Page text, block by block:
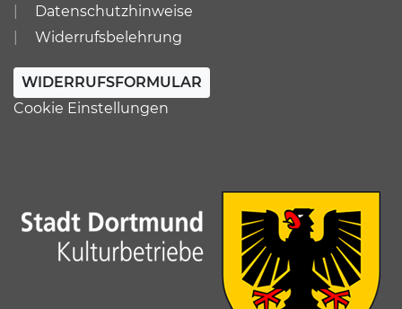
Datenschutzhinweise
Widerrufsbelehrung
WIDERRUFSFORMULAR
Cookie Einstellungen